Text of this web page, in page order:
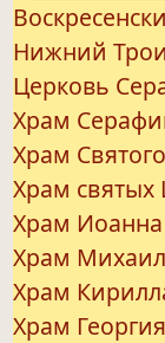
Нижний
Церковь
Храм
Храм
Храм святых
Храм Иоанна
Храм
Храм
Храм